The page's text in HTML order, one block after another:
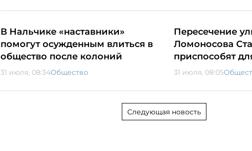
В Нальчике «наставники»
помогут осужденным влиться в
общество после колоний
31 июля, 08:34Общество
Пересечение
Ломоносова
приспособят
31 июля, 08:05
Следующая новость